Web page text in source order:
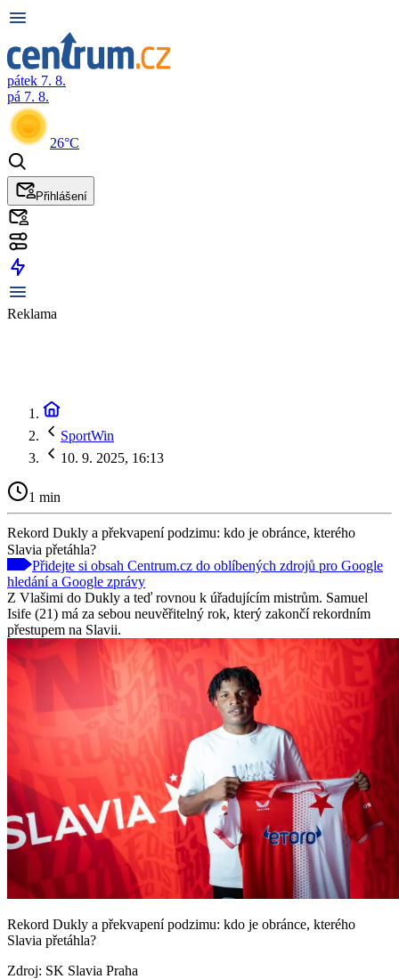
pátek 7. 8.
pá 7. 8.
26°C
Přihlášení
Reklama
SportWin
10. 9. 2025, 16:13
1 min
Rekord Dukly a překvapení podzimu: kdo je obránce, kterého
Slavia přetáhla?
Přidejte si obsah Centrum.cz do oblíbených zdrojů pro Google
hledání a Google zprávy
Z Vlašimi do Dukly a teď rovnou k úřadujícím mistrům. Samuel
Isife (21) má za sebou neuvěřitelný rok, který zakončí rekordním
přestupem na Slavii.
Rekord Dukly a překvapení podzimu: kdo je obránce, kterého
Slavia přetáhla?
Zdroj: SK Slavia Praha